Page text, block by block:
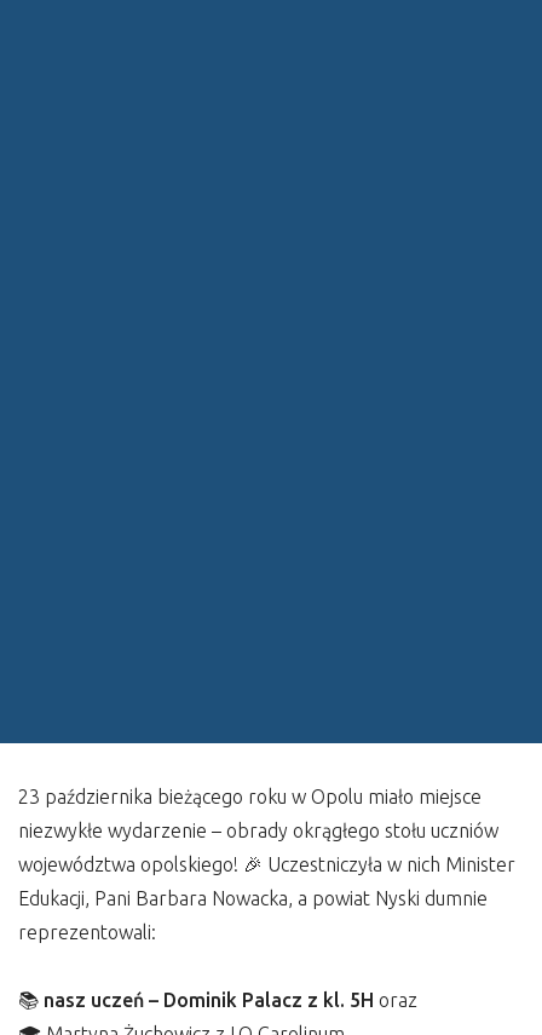
23 października bieżącego roku w Opolu miało miejsce
niezwykłe wydarzenie – obrady okrągłego stołu uczniów
województwa opolskiego! 🎉 Uczestniczyła w nich Minister
Edukacji, Pani Barbara Nowacka, a powiat Nyski dumnie
reprezentowali:
📚 nasz uczeń – Dominik Palacz z kl. 5H oraz